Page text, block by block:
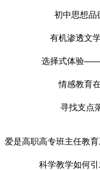
初中思想品
有机渗透文
选择式体验——
情感教育
寻找支点
爱是高职高专班主任教
科学教学如何